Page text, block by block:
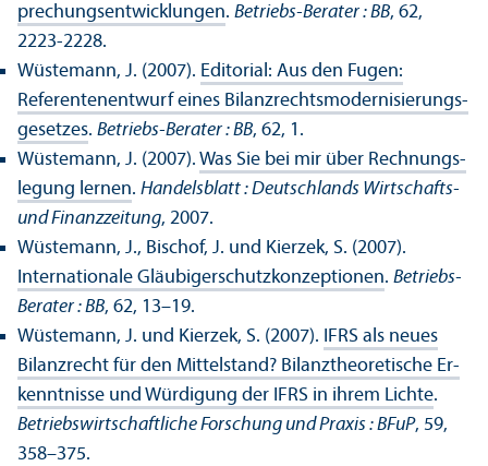
prechungs­entwicklungen. Betriebs-Berater : BB, 62,
2223-2228.
Wüstemann, J. (2007). Editorial: Aus den Fugen:
Referentenentwurf eines Bilanzrechts­modernisierungs­
gesetzes. Betriebs-Berater : BB, 62, 1.
Wüstemann, J. (2007). Was Sie bei mir über Rechnungs­
legung lernen. Handels­blatt : Deutschlands Wirtschafts-
und Finanz­zeitung, 2007.
Wüstemann, J., Bischof, J. und Kierzek, S. (2007).
Internationale Gläubigerschutz­konzeptionen. Betriebs-
Berater : BB, 62, 13–19.
Wüstemann, J. und Kierzek, S. (2007).
IFRS als neues
Bilanzrecht für den Mittelstand? Bilanztheoretische Er­
kenntnisse und Würdigung der IFRS in ihrem Lichte.
Betriebs­wirtschaft­liche Forschung und Praxis : BFuP, 59,
358–375.